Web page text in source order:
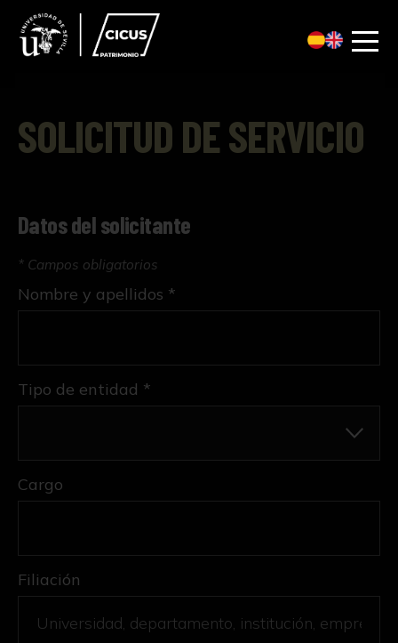
SOLICITUD DE SERVICIO
Datos del solicitante
* Campos obligatorios
Tipo de entidad *
Nombre y apellidos *
Cargo
Filiación